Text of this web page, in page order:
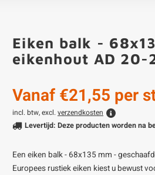
Blauwsteen sokkels
Eiken balk -
eikenhout AD 20-
Vanaf€21,55 per
incl. btw, excl. verzendkosten
Levertijd: Deze producten worden na
Een eiken balk - 68x135 mm -
Europees rustiek eiken kiest u bewust